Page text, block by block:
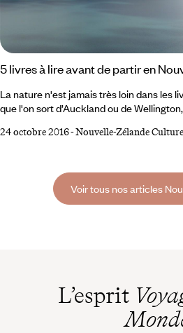
5 livres à lire avant de partir en
La nature n'est jamais très loin dans les
que l'on sort d’Auckland ou de
Nouvelle Zélande. 1 Au pays du long
rencontres d'écrivains, d'artistes, ou
aussi ses impressions, ses sensations,
24 octobre 2016-Nouvelle-Zélande Culture
Voir tous nos articles
L’esprit